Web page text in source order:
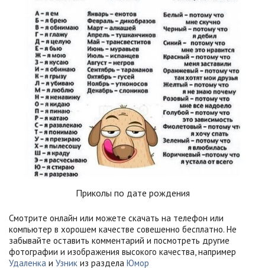
Приколы по дате рождения
Смотрите онлайн или можете скачать на телефон или
компьютер в хорошем качестве совешенно бесплатно. Не
забывайте оставить комментарий и посмотреть другие
фотографии и изображения высокого качества, например
Удаленка и Узник из раздела Юмор